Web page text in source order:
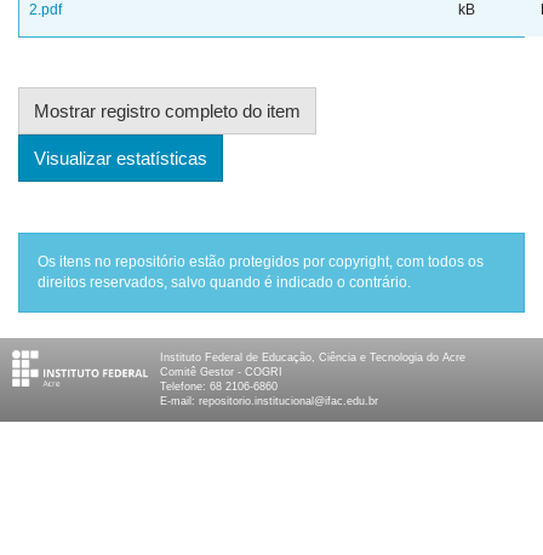
2.pdf
kB
Mostrar registro completo do item
Visualizar estatísticas
Os itens no repositório estão protegidos por copyright, com todos os
direitos reservados, salvo quando é indicado o contrário.
Instituto Federal de Educação, Ciência e Tecnologia do Acre
Comitê Gestor - COGRI
Telefone: 68 2106-6860
E-mail: repositorio.institucional@ifac.edu.br